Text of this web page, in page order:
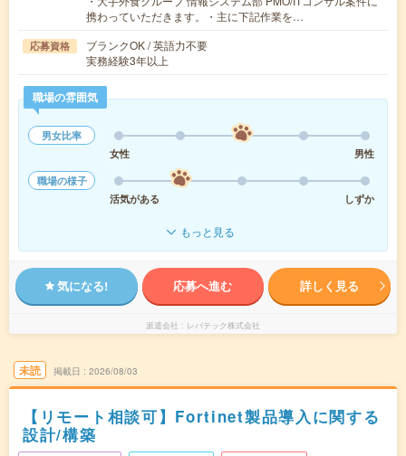
携わっていただきます。・主に下記作業を…
応募資格
ブランクOK / 英語力不要
実務経験3年以上
職場の雰囲気
男女比率
女性
男性
職場の様子
活気がある
しずか
もっと見る
気になる! 応募へ進む 詳しく見る
派遣会社 レバテック株式会社
未読 掲載日 2026/08/03
【リモート相談可】Fortinet製品導入に関する
設計/構築